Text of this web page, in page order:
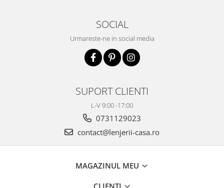
SOCIAL
Urmareste-ne in social media
SUPORT CLIENTI
L-V 9:00 -17:00
0731129023
contact@lenjerii-casa.ro
MAGAZINUL MEU
CLIENTI